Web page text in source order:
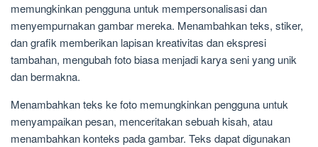
memungkinkan pengguna untuk mempersonalisasi dan
menyempurnakan gambar mereka. Menambahkan teks, stiker,
dan grafik memberikan lapisan kreativitas dan ekspresi
tambahan, mengubah foto biasa menjadi karya seni yang unik
dan bermakna.
Menambahkan teks ke foto memungkinkan pengguna untuk
menyampaikan pesan, menceritakan sebuah kisah, atau
menambahkan konteks pada gambar. Teks dapat digunakan